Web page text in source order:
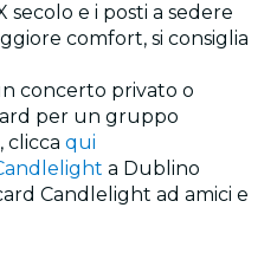
secolo e i posti a sedere
comfort, si consiglia
concerto privato o
per un gruppo
clicca qui
a Dublino
Candlelight ad amici e